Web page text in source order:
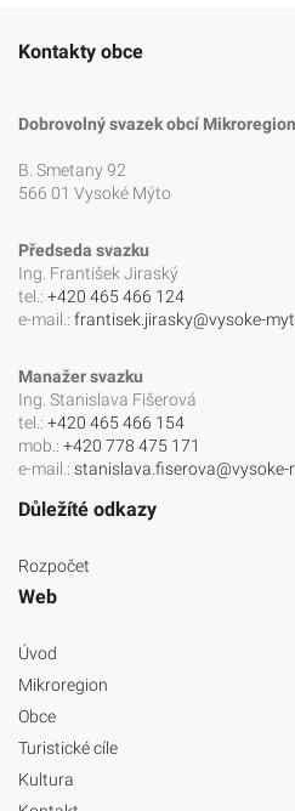
Kontakty obce
Dobrovolný svazek obcí
B. Smetany 92
566 01 Vysoké Mýto
Předseda svazku
Ing. František Jiraský
tel.: +420 465 466 124
e-mail.: frantisek.jirasky@vysoke-
Manažer svazku
Ing. Stanislava Fišerová
tel.: +420 465 466 154
mob.: +420 778 475 171
e-mail.: stanislava.fiserova@vysoke-
Důležíté odkazy
Rozpočet
Web
Úvod
Mikroregion
Obce
Turistické cíle
Kultura